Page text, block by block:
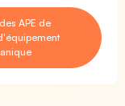
APE de